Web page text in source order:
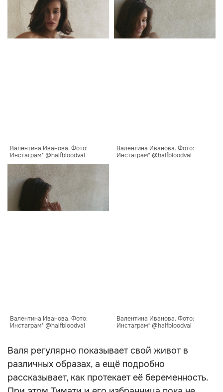
Валентина Иванова. Фото:
Инстаграм* @halfbloodval
Валентина Иванова. Фото:
Инстаграм* @halfbloodval
Валентина Иванова. Фото:
Инстаграм* @halfbloodval
Валентина Иванова. Фото:
Инстаграм* @halfbloodval
Валя регулярно показывает свой живот в
различных образах, а ещё подробно
рассказывает, как протекает её беременность.